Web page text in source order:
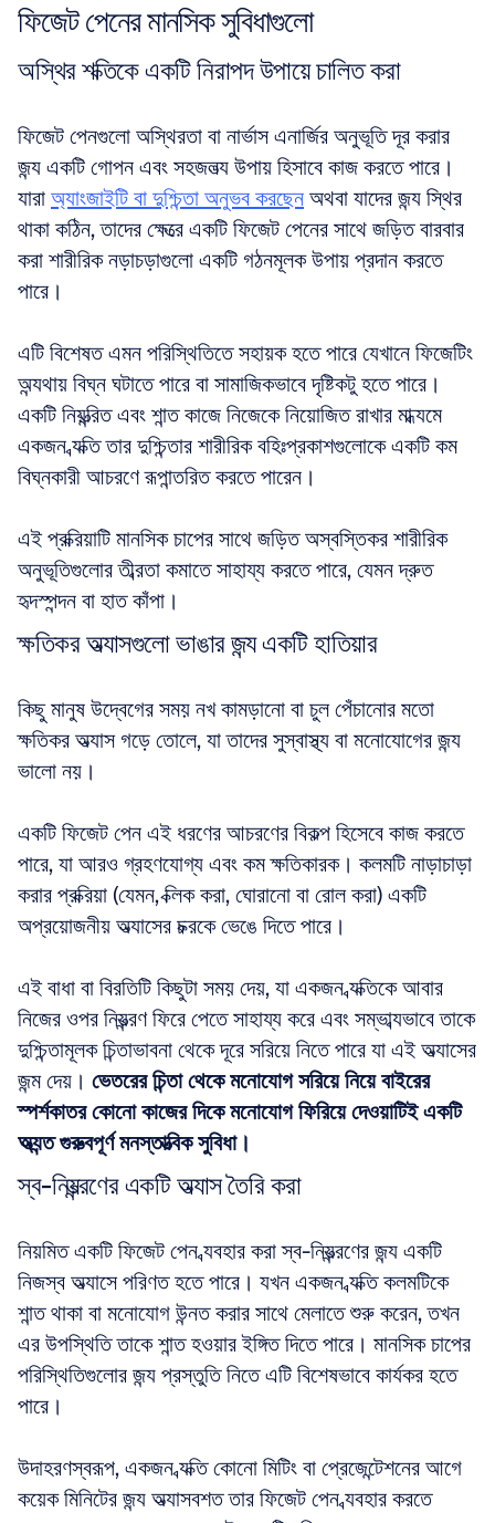
ফিজেট পেনের মানসিক সুবিধাগুলো
অস্থির শক্তিকে একটি নিরাপদ উপায়ে চালিত করা
ফিজেট পেনগুলো অস্থিরতা বা নার্ভাস এনার্জির অনুভূতি দূর করার
জন্য একটি গোপন এবং সহজলভ্য উপায় হিসাবে কাজ করতে পারে।
যারা অ্যাংজাইটি বা দুশ্চিন্তা অনুভব করছেন অথবা যাদের জন্য স্থির
থাকা কঠিন, তাদের ক্ষেত্রে একটি ফিজেট পেনের সাথে জড়িত বারবার
করা শারীরিক নড়াচড়াগুলো একটি গঠনমূলক উপায় প্রদান করতে
পারে।
এটি বিশেষত এমন পরিস্থিতিতে সহায়ক হতে পারে যেখানে ফিজেটিং
অন্যথায় বিঘ্ন ঘটাতে পারে বা সামাজিকভাবে দৃষ্টিকটু হতে পারে।
একটি নিয়ন্ত্রিত এবং শান্ত কাজে নিজেকে নিয়োজিত রাখার মাধ্যমে
একজন ব্যক্তি তার দুশ্চিন্তার শারীরিক বহিঃপ্রকাশগুলোকে একটি কম
বিঘ্নকারী আচরণে রূপান্তরিত করতে পারেন।
এই প্রক্রিয়াটি মানসিক চাপের সাথে জড়িত অস্বস্তিকর শারীরিক
অনুভূতিগুলোর তীব্রতা কমাতে সাহায্য করতে পারে, যেমন দ্রুত
হৃদস্পন্দন বা হাত কাঁপা।
ক্ষতিকর অভ্যাসগুলো ভাঙার জন্য একটি হাতিয়ার
কিছু মানুষ উদ্বেগের সময় নখ কামড়ানো বা চুল পেঁচানোর মতো
ক্ষতিকর অভ্যাস গড়ে তোলে, যা তাদের সুস্বাস্থ্য বা মনোযোগের জন্য
ভালো নয়।
একটি ফিজেট পেন এই ধরণের আচরণের বিকল্প হিসেবে কাজ করতে
পারে, যা আরও গ্রহণযোগ্য এবং কম ক্ষতিকারক। কলমটি নাড়াচাড়া
করার প্রক্রিয়া (যেমন, ক্লিক করা, ঘোরানো বা রোল করা) একটি
অপ্রয়োজনীয় অভ্যাসের চক্রকে ভেঙে দিতে পারে।
এই বাধা বা বিরতিটি কিছুটা সময় দেয়, যা একজন ব্যক্তিকে আবার
নিজের ওপর নিয়ন্ত্রণ ফিরে পেতে সাহায্য করে এবং সম্ভাব্যভাবে তাকে
দুশ্চিন্তামূলক চিন্তাভাবনা থেকে দূরে সরিয়ে নিতে পারে যা এই অভ্যাসের
জন্ম দেয়। ভেতরের চিন্তা থেকে মনোযোগ সরিয়ে নিয়ে বাইরের
স্পর্শকাতর কোনো কাজের দিকে মনোযোগ ফিরিয়ে দেওয়াটিই একটি
অত্যন্ত গুরুত্বপূর্ণ মনস্তাত্ত্বিক সুবিধা।
স্ব-নিয়ন্ত্রণের একটি অভ্যাস তৈরি করা
নিয়মিত একটি ফিজেট পেন ব্যবহার করা স্ব-নিয়ন্ত্রণের জন্য একটি
নিজস্ব অভ্যাসে পরিণত হতে পারে। যখন একজন ব্যক্তি কলমটিকে
শান্ত থাকা বা মনোযোগ উন্নত করার সাথে মেলাতে শুরু করেন, তখন
এর উপস্থিতি তাকে শান্ত হওয়ার ইঙ্গিত দিতে পারে। মানসিক চাপের
পরিস্থিতিগুলোর জন্য প্রস্তুতি নিতে এটি বিশেষভাবে কার্যকর হতে
পারে।
উদাহরণস্বরূপ, একজন ব্যক্তি কোনো মিটিং বা প্রেজেন্টেশনের আগে
কয়েক মিনিটের জন্য অভ্যাসবশত তার ফিজেট পেন ব্যবহার করতে